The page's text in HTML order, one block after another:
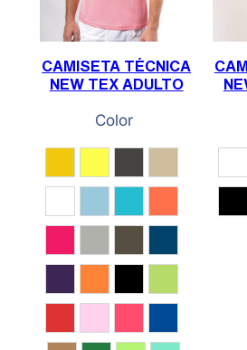
CAMISETA TÉCNICA
NEW TEX ADULTO
Color
AmarilloAmarillo Fluor
Antracita
Arena
BlancoCelesteCianCoral
FucsiaGris Claro
Kaki Marino
MoradoNaranja fluor
NegroPistacho
RojoRosaRosa Gum
Royal